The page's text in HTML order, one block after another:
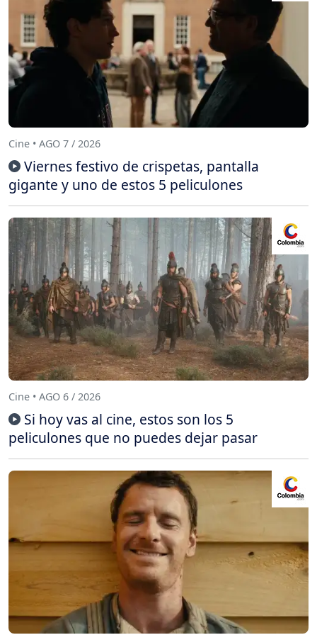
Cine • AGO 7 / 2026
Viernes festivo de crispetas, pantalla
gigante y uno de estos 5 peliculones
Cine • AGO 6 / 2026
Si hoy vas al cine, estos son los 5
peliculones que no puedes dejar pasar